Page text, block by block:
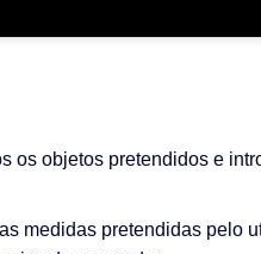
os objetos pretendidos e
medidas pretendidas pelo